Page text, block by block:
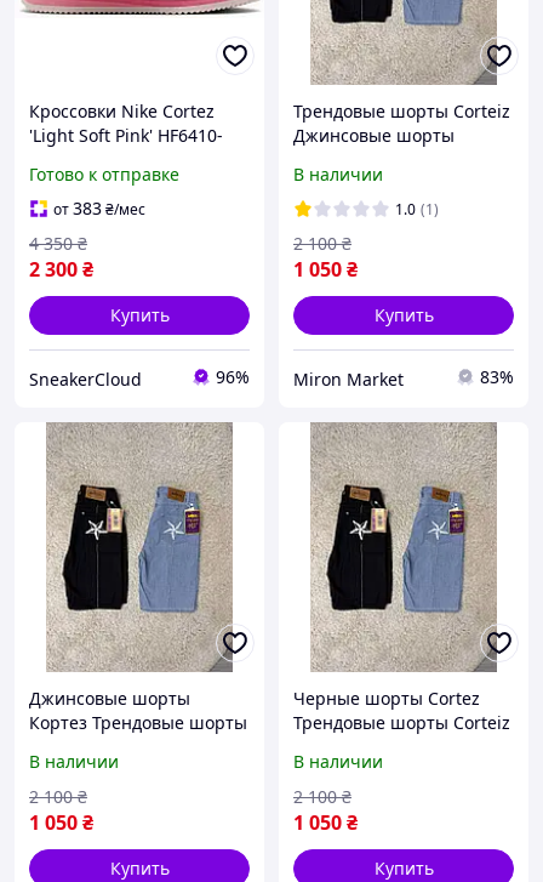
Кроссовки Nike Cortez
'Light Soft Pink' HF6410-
Готово к отправке
от383₴/мес
2 300₴
4 350 ₴
Купить
SneakerCloud 96%
Трендовые шорты Corteiz
Джинсовые шорты
Cortez
В наличии
1.0 (1)
1 050₴
2 100 ₴
Купить
Miron Market 83%
Джинсовые шорты
Кортез Трендовые шорты
Cortez
В наличии
1 050₴
2 100 ₴
Купить
Черные шорты Cortez
Трендовые шорты Corteiz
Кортез
В наличии
1 050₴
2 100 ₴
Купить